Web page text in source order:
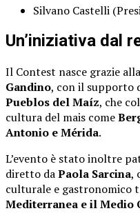
Silvano Castelli
Un’iniziativa dal
Il Contest nasce grazie alla
Gandino, con il supporto
Pueblos del Maíz, che
cultura del mais come
Antonio e Mérida.
L’evento è stato inoltre
diretto daPaola Sarcina,
culturale e gastronomico
Mediterranea e il Medio